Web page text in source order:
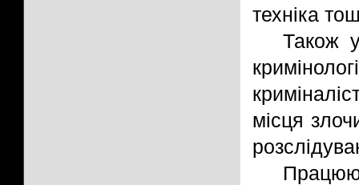
техніка
Також
місця